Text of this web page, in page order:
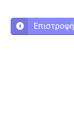
Επιστροφή